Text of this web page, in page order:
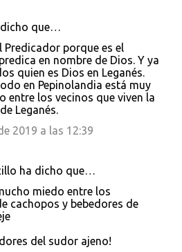
que…
Predicador porque es el
en nombre de Dios. Y ya
quien es Dios en Leganés.
en Pepinolandia está muy
entre los vecinos que viven la
Leganés.
2019 a las 12:39
ha dicho que…
miedo entre los
cachopos y bebedores de
del sudor ajeno!